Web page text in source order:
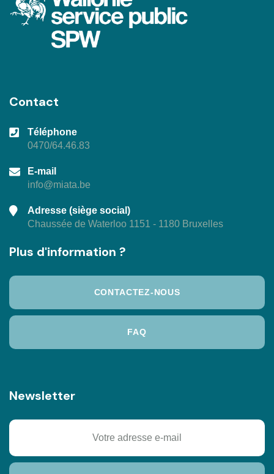
Contact
Téléphone
0470/64.46.83
E-mail
info@miata.be
Adresse (siège social)
Chaussée de Waterloo 1151 - 1180 Bruxelles
Plus d'information ?
CONTACTEZ-NOUS
FAQ
Newsletter